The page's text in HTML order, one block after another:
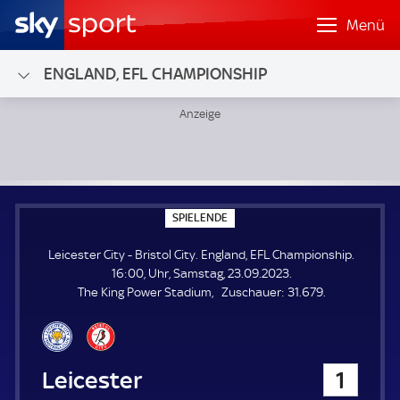
Menü
ENGLAND, EFL CHAMPIONSHIP
SPIELENDE
P
E
L
E
N
Leicester City - Bristol City. England, EFL Championship.
16:00, Uhr, Samstag, 23.09.2023.
The King Power Stadium
Zuschauer: Z
31.679.
Leicester City 1